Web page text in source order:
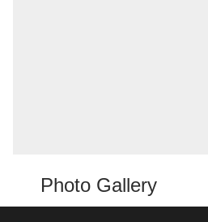
Photo Gallery